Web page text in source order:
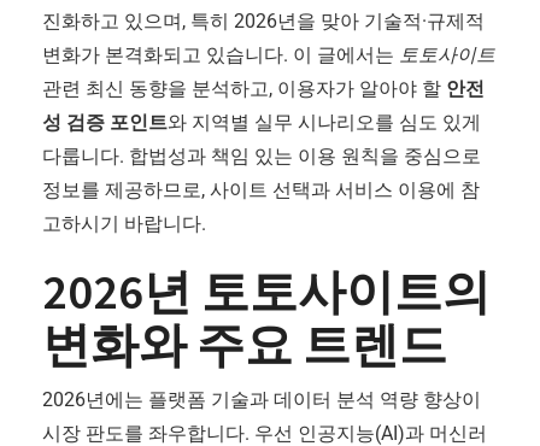
진화하고 있으며, 특히 2026년을 맞아 기술적·규제적
변화가 본격화되고 있습니다. 이 글에서는 토토사이트
관련 최신 동향을 분석하고, 이용자가 알아야 할 안전
성 검증 포인트와 지역별 실무 시나리오를 심도 있게
다룹니다. 합법성과 책임 있는 이용 원칙을 중심으로
정보를 제공하므로, 사이트 선택과 서비스 이용에 참
고하시기 바랍니다.
2026년 토토사이트의
변화와 주요 트렌드
2026년에는 플랫폼 기술과 데이터 분석 역량 향상이
시장 판도를 좌우합니다. 우선 인공지능(AI)과 머신러